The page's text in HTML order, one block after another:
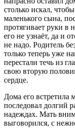
столько искал,
маленького сына,
протягивает руки в
его не узнаёт, да и
не надо. Родитель
только теперь уже
перестали течь из
свою вторую
сердце.
Дома его встретила
последовал долгий
надеждах. Мать
выговорился, с